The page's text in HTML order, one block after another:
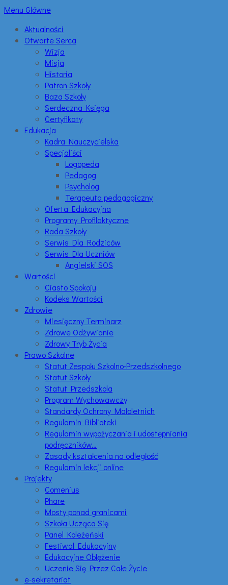
Menu Główne
Aktualności
Otwarte Serca
Wizja
Misja
Historia
Patron Szkoły
Baza Szkoły
Serdeczna Księga
Certyfikaty
Edukacja
Kadra Nauczycielska
Specjaliści
Logopeda
Pedagog
Psycholog
Terapeuta pedagogiczny
Oferta Edukacyjna
Programy Profilaktyczne
Rada Szkoły
Serwis Dla Rodziców
Serwis Dla Uczniów
Angielski SOS
Wartości
Ciasto Spokoju
Kodeks Wartości
Zdrowie
Miesięczny Terminarz
Zdrowe Odżywianie
Zdrowy Tryb Życia
Prawo Szkolne
Statut Zespołu Szkolno-Przedszkolnego
Statut Szkoły
Statut Przedszkola
Program Wychowawczy
Standardy Ochrony Małoletnich
Regulamin Biblioteki
Regulamin wypożyczania i udostępniania
podręczników…
Zasady kształcenia na odległość
Regulamin lekcji online
Projekty
Comenius
Phare
Mosty ponad granicami
Szkoła Ucząca Się
Panel Koleżeński
Festiwal Edukacyjny
Edukacyjne Oblężenie
Uczenie Się Przez Całe Życie
e-sekretariat